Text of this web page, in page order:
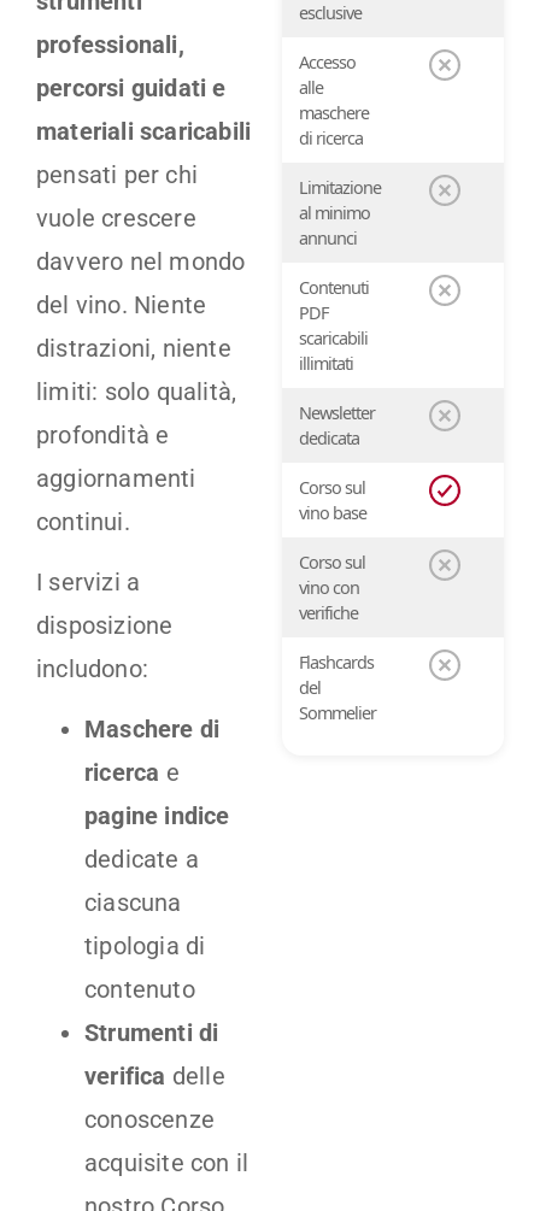
professionali,
percorsi guidati e
materiali scaricabili
pensati per chi
vuole crescere
davvero nel mondo
del vino. Niente
distrazioni, niente
limiti: solo qualità,
profondità e
aggiornamenti
continui.
I servizi a
disposizione
includono:
Maschere di
ricerca e
pagine indice
dedicate a
ciascuna
tipologia di
contenuto
Strumenti di
verifica delle
conoscenze
acquisite con il
esclusive
Accesso
alle
maschere
di ricerca
Limitazione
al minimo
annunci
Contenuti
PDF
scaricabili
illimitati
Newsletter
dedicata
Corso sul
vino base
Corso sul
vino con
verifiche
Flashcards
del
Sommelier